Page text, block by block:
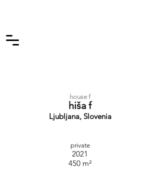
house f
hiša f
Ljubljana, Slovenia
private
2021
450 m²